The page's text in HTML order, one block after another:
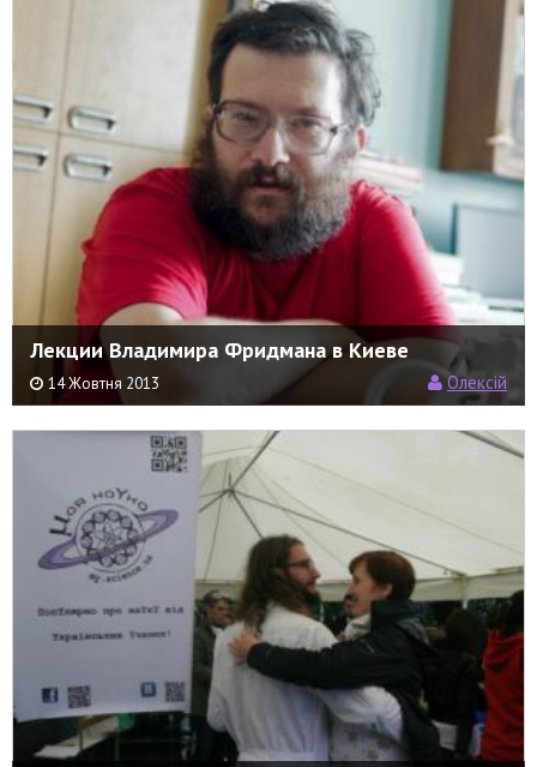
Лекции Владимира Фридмана в Киеве
14 Жовтня 2013 Олексій